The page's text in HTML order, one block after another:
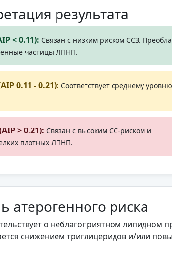
результата
< 0.11): Связан с низким риском ССЗ.
частицы ЛПНП.
0.11 - 0.21): Соответствует среднему
> 0.21): Связан с высоким СС-риском и
плотных ЛПНП.
атерогенного риска
о неблагоприятном липидном
снижением триглицеридов и/или